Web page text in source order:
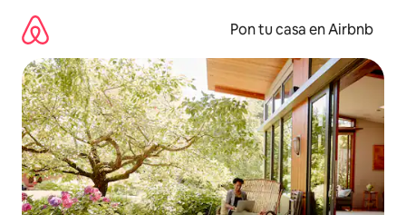
contenido
Pon tu casa en Airbnb